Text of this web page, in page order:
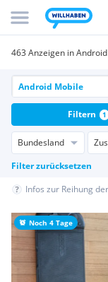
463 Anzeigen in
Bundesland
Filter zurücksetzen
Filtern 1
Infos zur Reihung
Noch 4 Tage